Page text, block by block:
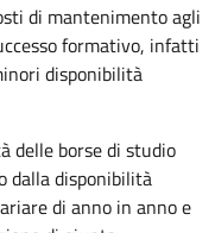
di mantenimento agli
formativo, infatti
disponibilità
delle borse di studio
dalla disponibilità
di anno in anno e